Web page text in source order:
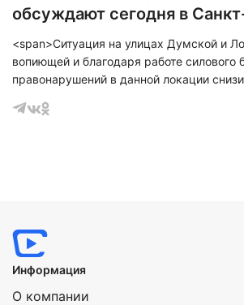
обсуждают сегодня в
<span>Ситуация на улицах Думской и
вопиющей и благодаря работе силового
правонарушений в данной локации
обладает высокой инвестиционной
Информация
О компании